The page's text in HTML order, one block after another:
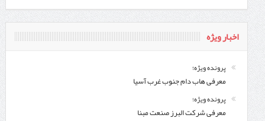
اخبار ویژه
پرونده ویژه؛
معرفی هاب دام جنوب غرب آسیا
پرونده ویژه؛
معرفی شركت البرز صنعت مبنا